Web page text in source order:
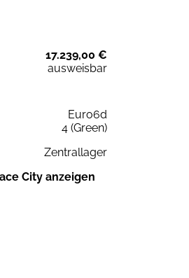
17.239,00 €
ausweisbar
Euro6d
4 (Green)
Zentrallager
City anzeigen